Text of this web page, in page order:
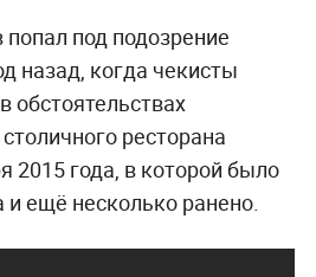
под подозрение
назад, когда чекисты
обстоятельствах
ресторана
2015 года, в которой было
и ещё несколько ранено.